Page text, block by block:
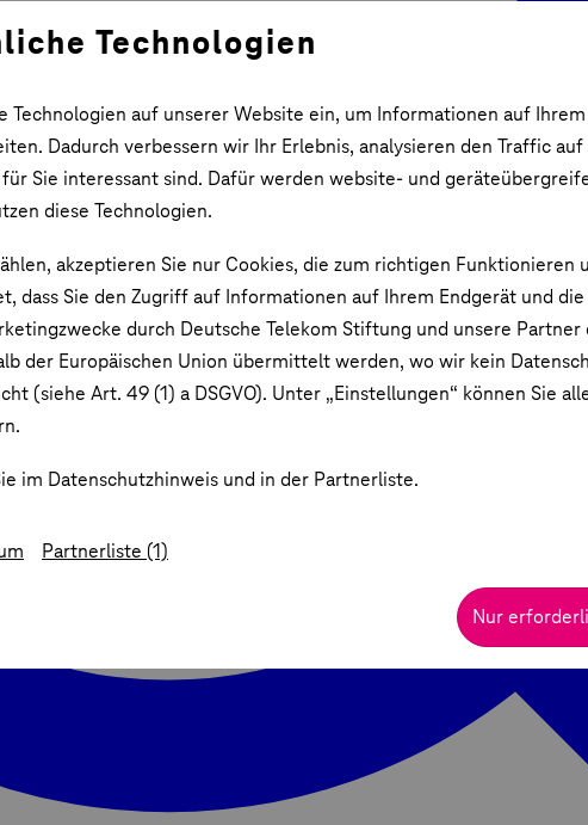
Technologien
Technologien auf unserer Website ein, um Informationen auf
Dadurch verbessern wir Ihr Erlebnis, analysieren den Traffic
Sie interessant sind. Dafür werden website- und
diese Technologien.
akzeptieren Sie nur Cookies, die zum richtigen Funktionieren
dass Sie den Zugriff auf Informationen auf Ihrem Endgerät und
durch Deutsche Telekom Stiftung und unsere Partner
der Europäischen Union übermittelt werden, wo wir kein
(siehe Art. 49 (1) a DSGVO). Unter „Einstellungen“ können Sie
im Datenschutzhinweis und in der Partnerliste.
Partnerliste (1)
Nur